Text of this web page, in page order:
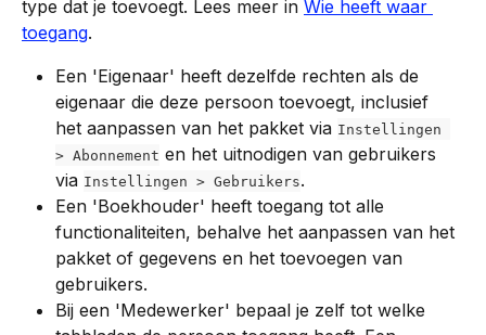
type dat je toevoegt. Lees meer in Wie heeft waar
toegang.
Een 'Eigenaar' heeft dezelfde rechten als de
eigenaar die deze persoon toevoegt, inclusief
het aanpassen van het pakket via Instellingen
> Abonnement en het uitnodigen van gebruikers
via Instellingen > Gebruikers.
Een 'Boekhouder' heeft toegang tot alle
functionaliteiten, behalve het aanpassen van het
pakket of gegevens en het toevoegen van
gebruikers.
Bij een 'Medewerker' bepaal je zelf tot welke